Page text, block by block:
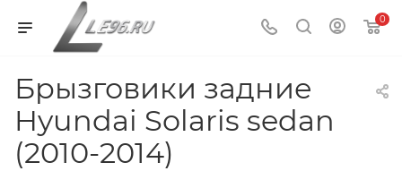
0
Брызговики задние
Hyundai Solaris sedan
(2010-2014)